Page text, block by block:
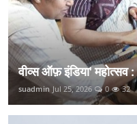
वीव्स ऑफ़ इंडिया' महोत्सव
suadmin Jul 25, 2026 0 32